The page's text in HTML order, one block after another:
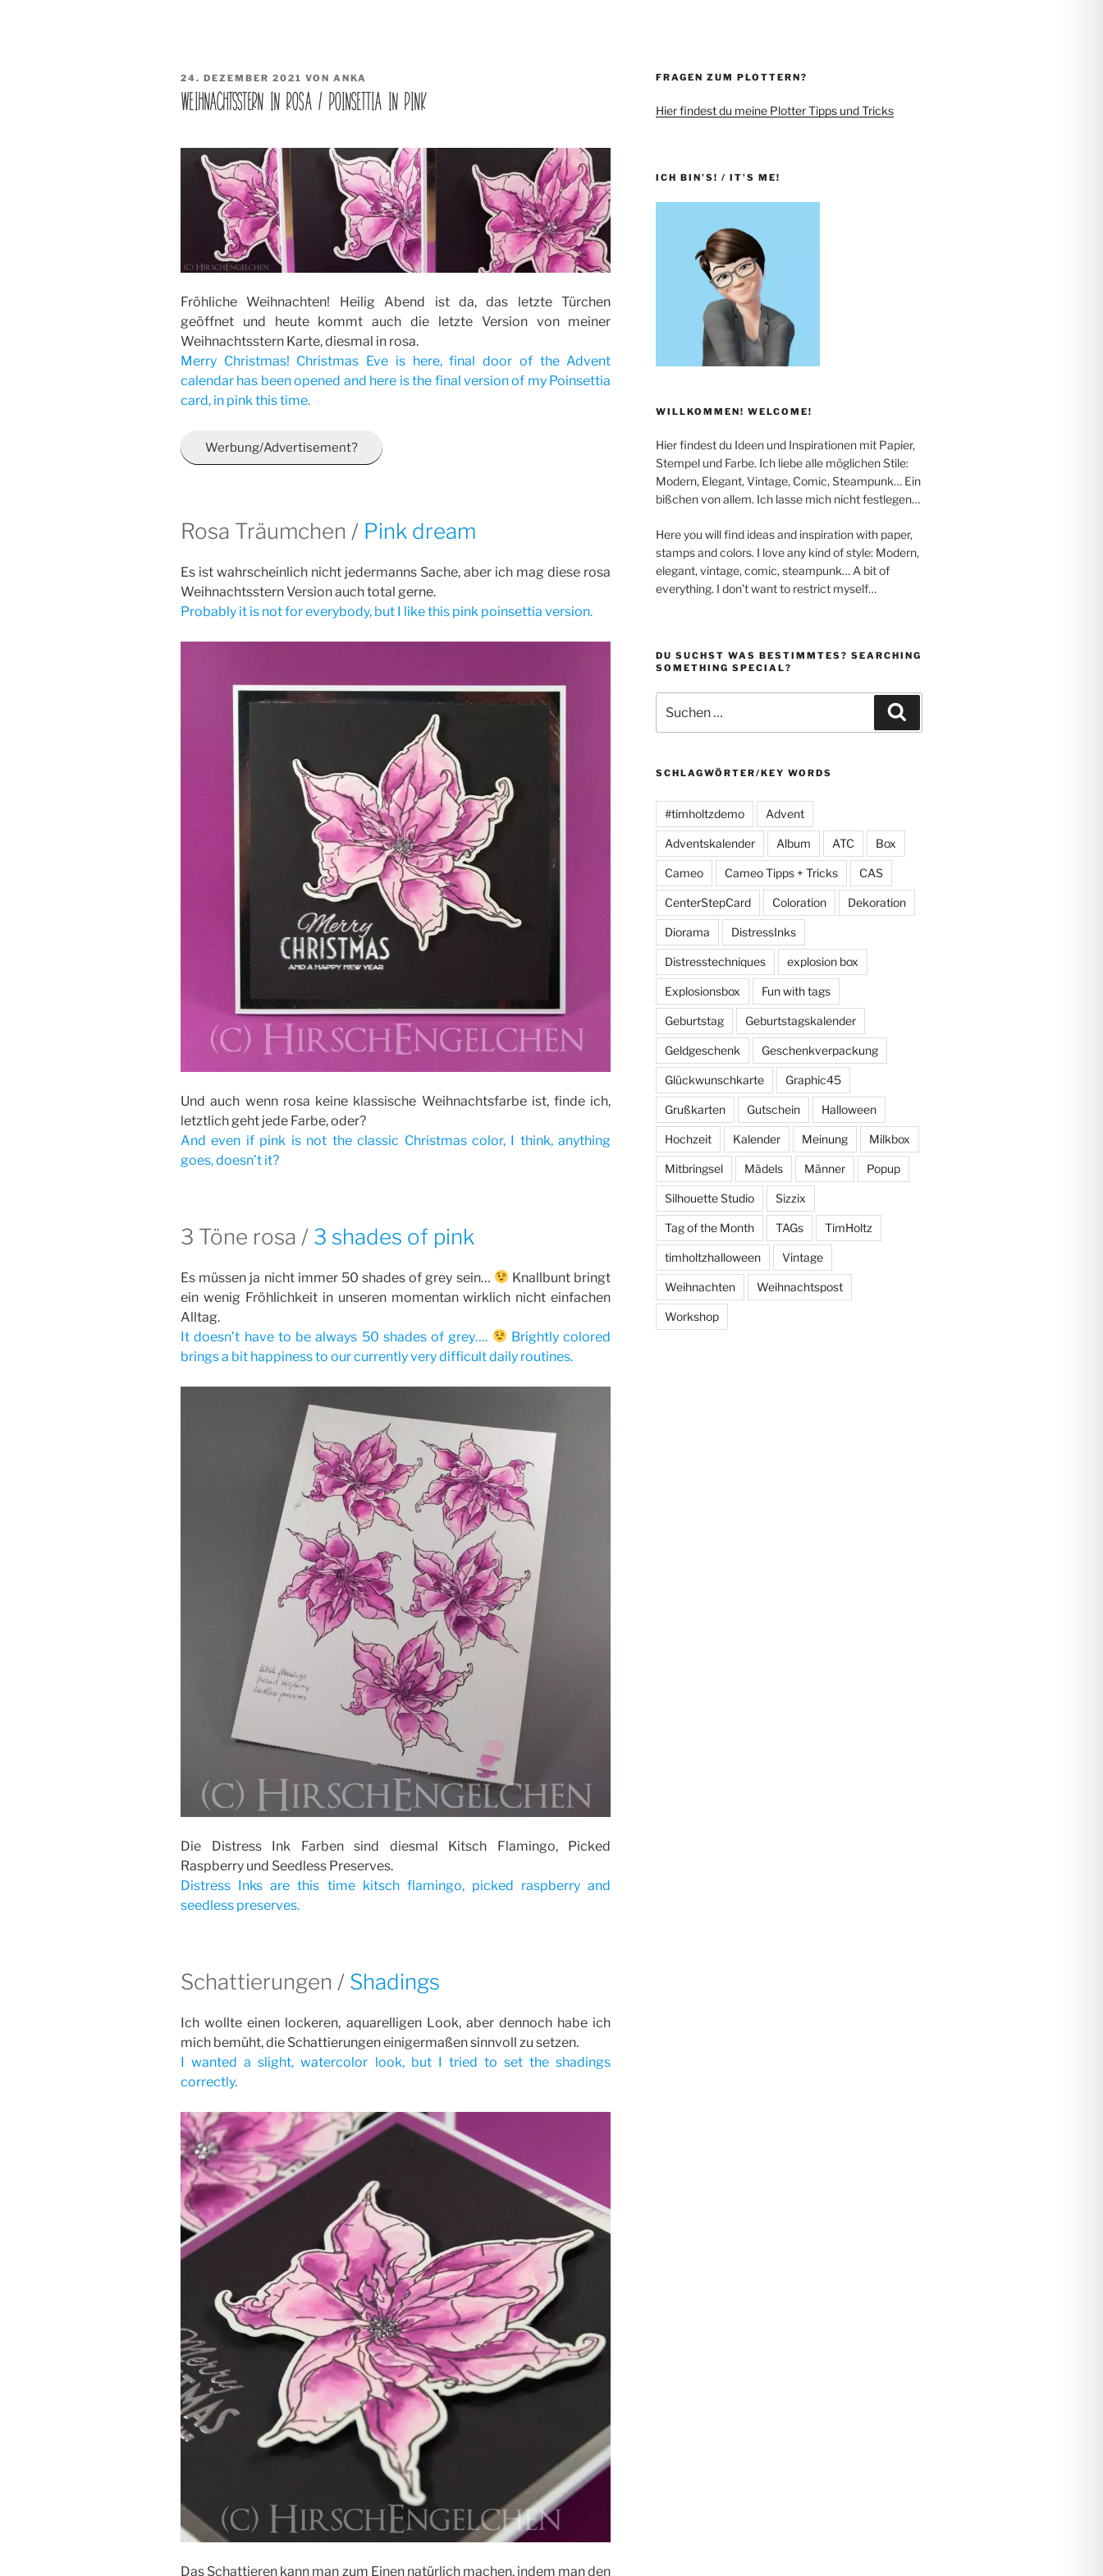
VERÖFFENTLICHT
AM
24. DEZEMBER 2021 VON ANKA
WEIHNACHTSSTERN IN ROSA / POINSETTIA IN PINK
Fröhliche Weihnachten! Heilig Abend ist da, das letzte Türchen
geöffnet und heute kommt auch die letzte Version von meiner
Weihnachtsstern Karte, diesmal in rosa.
Merry Christmas! Christmas Eve is here, final door of the Advent
calendar has been opened and here is the final version of my Poinsettia
card, in pink this time.
Werbung/Advertisement?
Rosa Träumchen / Pink dream
Es ist wahrscheinlich nicht jedermanns Sache, aber ich mag diese rosa
Weihnachtsstern Version auch total gerne.
Probably it is not for everybody, but I like this pink poinsettia version.
Und auch wenn rosa keine klassische Weihnachtsfarbe ist, finde ich,
letztlich geht jede Farbe, oder?
And even if pink is not the classic Christmas color, I think, anything
goes, doesn’t it?
3 Töne rosa / 3 shades of pink
Es müssen ja nicht immer 50 shades of grey sein…
Knallbunt bringt
ein wenig Fröhlichkeit in unseren momentan wirklich nicht einfachen
Alltag.
It doesn’t have to be always 50 shades of grey….
Brightly colored
brings a bit happiness to our currently very difficult daily routines.
Die Distress Ink Farben sind diesmal Kitsch Flamingo, Picked
Raspberry und Seedless Preserves.
Distress Inks are this time kitsch flamingo, picked raspberry and
seedless preserves.
Schattierungen / Shadings
Ich wollte einen lockeren, aquarelligen Look, aber dennoch habe ich
mich bemüht, die Schattierungen einigermaßen sinnvoll zu setzen.
I wanted a slight, watercolor look, but I tried to set the shadings
correctly.
Das Schattieren kann man zum Einen natürlich machen, indem man den
FRAGEN ZUM PLOTTERN?
Hier findest du meine Plotter Tipps und Tricks
ICH BIN’S! / IT’S ME!
WILLKOMMEN! WELCOME!
Hier findest du Ideen und Inspirationen mit Papier,
Stempel und Farbe. Ich liebe alle möglichen Stile:
Modern, Elegant, Vintage, Comic, Steampunk… Ein
bißchen von allem. Ich lasse mich nicht festlegen…
Here you will find ideas and inspiration with paper,
stamps and colors. I love any kind of style: Modern,
elegant, vintage, comic, steampunk… A bit of
everything. I don’t want to restrict myself…
DU SUCHST WAS BESTIMMTES? SEARCHING
SOMETHING SPECIAL?
nach:
SCHLAGWÖRTER/KEY WORDS
#timholtzdemo Advent
Adventskalender Album ATC Box
Cameo Cameo Tipps + Tricks CAS
CenterStepCard Coloration Dekoration
Diorama DistressInks
Distresstechniques explosion box
Explosionsbox Fun with tags
Geburtstag Geburtstagskalender
Geldgeschenk Geschenkverpackung
Glückwunschkarte Graphic45
Grußkarten Gutschein Halloween
Hochzeit Kalender Meinung Milkbox
Mitbringsel Mädels Männer Popup
Silhouette Studio Sizzix
Tag of the Month TAGs TimHoltz
timholtzhalloween Vintage
Weihnachten Weihnachtspost
Workshop